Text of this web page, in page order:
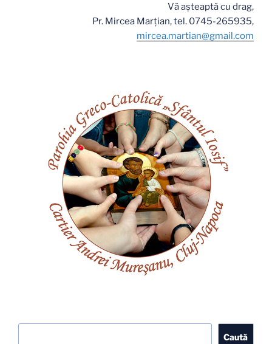
Vă așteaptă cu drag,
Pr. Mircea Marțian, tel. 0745-265935,
mircea.martian@gmail.com
Caută